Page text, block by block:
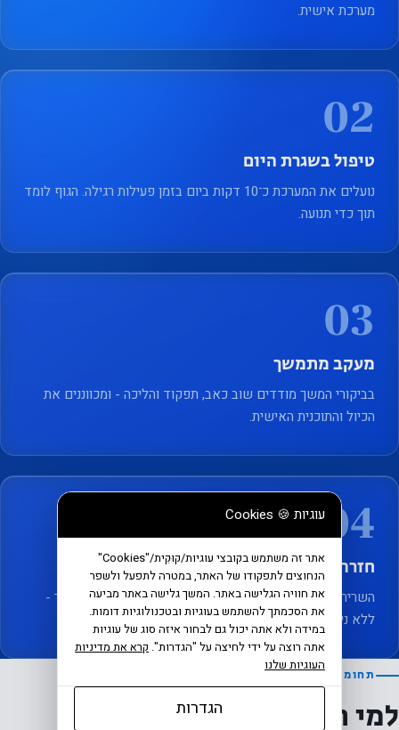
מערכת אישית.
02
טיפול בשגרת היום
נועלים את המערכת כ־10 דקות ביום בזמן פעילות רגילה. הגוף לומד
תוך כדי תנועה.
03
מעקב מתמשך
בביקורי המשך מודדים שוב כאב, תפקוד והליכה - ומכווננים את
הכיול והתוכנית האישית.
04
חזרה לעצמכם
השרירים מתואמים ושולטים נכון בתנועה. הכאב נשאר מאחור -
ללא ניתוח.
תחומי טיפול
למי השיטה עוזרת
עוגיות 🍪 Cookies
אתר זה משתמש בקובצי עוגיות/קוּקִית/"Cookies"
הנחוצים לתפקודו של האתר, במטרה לתפעל ולשפר
את חוויה הגלישה באתר. המשך גלישה באתר מביעה
את הסכמתך להשתמש בעוגיות ובטכנולוגיות דומות.
במידה ולא אתה יכול גם לבחור איזה סוג של עוגיות
אתה רוצה על ידי לחיצה על "הגדרות". קרא את מדיניות
העוגיות שלנו
הגדרות